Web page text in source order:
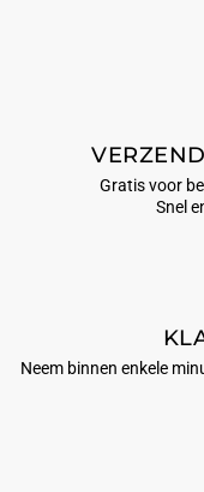
Gratis voor
Snel
Neem binnen enkele